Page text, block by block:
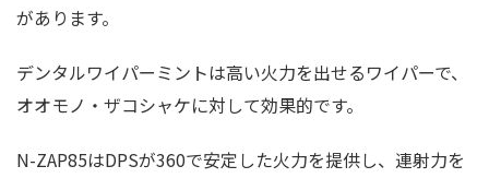
があります。
デンタルワイパーミントは高い火力を出せるワイパーで、
オオモノ・ザコシャケに対して効果的です。
N-ZAP85はDPSが360で安定した火力を提供し、連射力を